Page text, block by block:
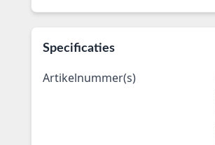
Specificaties
Artikelnummer(s)